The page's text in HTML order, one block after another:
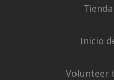
Inicio
Volunteer